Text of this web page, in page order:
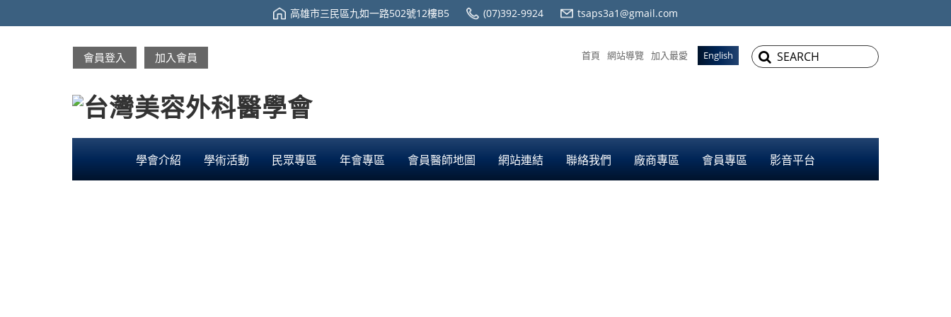
高雄市三民區九如一路502號12樓B5 (07)392-9924 tsaps3a1@gmail.com
首頁 網站導覽 加入最愛 English
會員登入 加入會員
學會介紹 學術活動 民眾專區 年會專區 會員醫師地圖 網站連結 聯絡我們 廠商專區 會員專區 影音平台